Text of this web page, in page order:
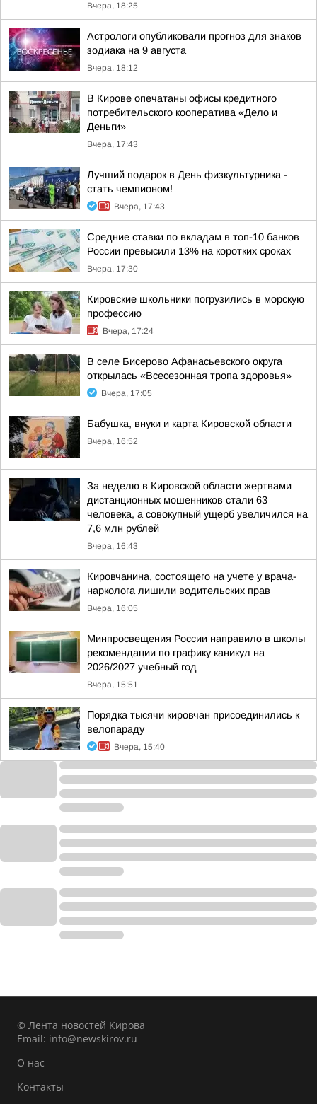
Вчера, 18:25
Астрологи опубликовали прогноз для знаков
зодиака на 9 августа
Вчера, 18:12
В Кирове опечатаны офисы кредитного
потребительского кооператива «Дело и
Деньги»
Вчера, 17:43
Лучший подарок в День физкультурника -
стать чемпионом!
Вчера, 17:43
Средние ставки по вкладам в топ-10 банков
России превысили 13% на коротких сроках
Вчера, 17:30
Кировские школьники погрузились в морскую
профессию
Вчера, 17:24
В селе Бисерово Афанасьевского округа
открылась «Всесезонная тропа здоровья»
Вчера, 17:05
Бабушка, внуки и карта Кировской области
Вчера, 16:52
За неделю в Кировской области жертвами
дистанционных мошенников стали 63
человека, а совокупный ущерб увеличился на
7,6 млн рублей
Вчера, 16:43
Кировчанина, состоящего на учете у врача-
нарколога лишили водительских прав
Вчера, 16:05
Минпросвещения России направило в школы
рекомендации по графику каникул на
2026/2027 учебный год
Вчера, 15:51
Порядка тысячи кировчан присоединились к
велопараду
Вчера, 15:40
© Лента новостей Кирова
Email: info@newskirov.ru
О нас
Контакты